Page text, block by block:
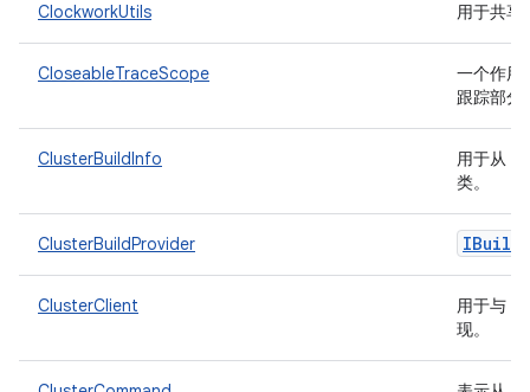
ClockworkUtils 用于共享
CloseableTraceScope
一个作
跟踪部分
ClusterBuildInfo
用于从
类。
ClusterBuildProvider IBuild
ClusterClient
用于与
现。